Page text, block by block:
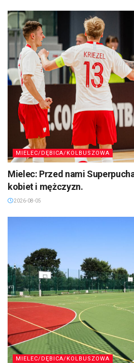
MIELEC/DĘBICA/KOLBUSZOWA
Mielec: Przed nami
kobiet i mężczyzn.
2026-08-05
MIELEC/DĘBICA/KOLBUSZOWA